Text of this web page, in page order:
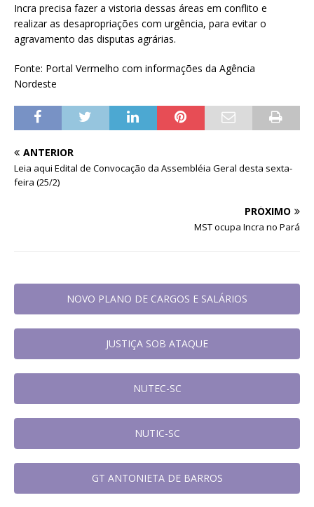
Incra precisa fazer a vistoria dessas áreas em conflito e
realizar as desapropriações com urgência, para evitar o
agravamento das disputas agrárias.
Fonte: Portal Vermelho com informações da Agência
Nordeste
ANTERIOR
Leia aqui Edital de Convocação da Assembléia Geral desta sexta-
feira (25/2)
PRÓXIMO
MST ocupa Incra no Pará
NOVO PLANO DE CARGOS E SALÁRIOS
JUSTIÇA SOB ATAQUE
NUTEC-SC
NUTIC-SC
GT ANTONIETA DE BARROS